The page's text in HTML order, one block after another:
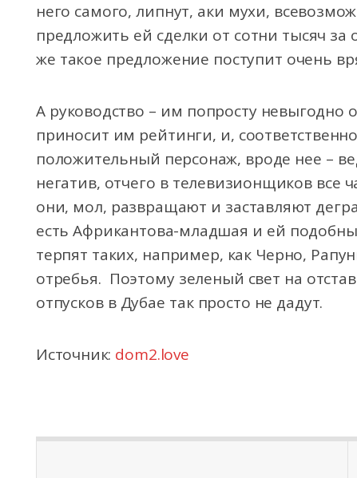
него самого, липнут, аки мухи,
предложить ей сделки от сотни тысяч
же такое предложение поступит очень
А руководство – им попросту невыгодно
приносит им рейтинги, и,
положительный персонаж, вроде нее –
негатив, отчего в телевизионщиков
они, мол, развращают и заставляют
есть Африкантова-младшая и ей
терпят таких, например, как Черно,
отребья. Поэтому зеленый свет на
отпусков в Дубае так просто не дадут.
Источник: dom2.love